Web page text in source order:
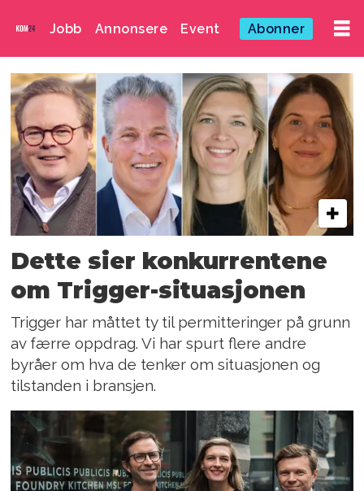
Jobb Annonsere Event Abonner
Emne:
anette
jamtvedt
Dette sier konkurrentene
om Trigger-situasjonen
Trigger har måttet ty til permitteringer på grunn
av færre oppdrag. Vi har spurt flere andre
byråer om hva de tenker om situasjonen og
tilstanden i bransjen.